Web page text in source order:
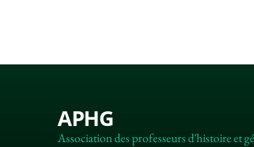
APHG
Association des professeurs d'histoire et